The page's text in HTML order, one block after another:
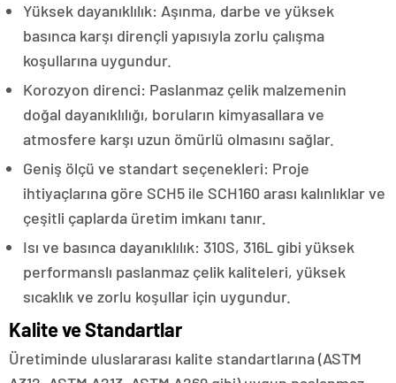
Yüksek dayanıklılık: Aşınma, darbe ve yüksek
basınca karşı dirençli yapısıyla zorlu çalışma
koşullarına uygundur.
Korozyon direnci: Paslanmaz çelik malzemenin
doğal dayanıklılığı, boruların kimyasallara ve
atmosfere karşı uzun ömürlü olmasını sağlar.
Geniş ölçü ve standart seçenekleri: Proje
ihtiyaçlarına göre SCH5 ile SCH160 arası kalınlıklar ve
çeşitli çaplarda üretim imkanı tanır.
Isı ve basınca dayanıklılık: 310S, 316L gibi yüksek
performanslı paslanmaz çelik kaliteleri, yüksek
sıcaklık ve zorlu koşullar için uygundur.
Kalite ve Standartlar
Üretiminde uluslararası kalite standartlarına (ASTM